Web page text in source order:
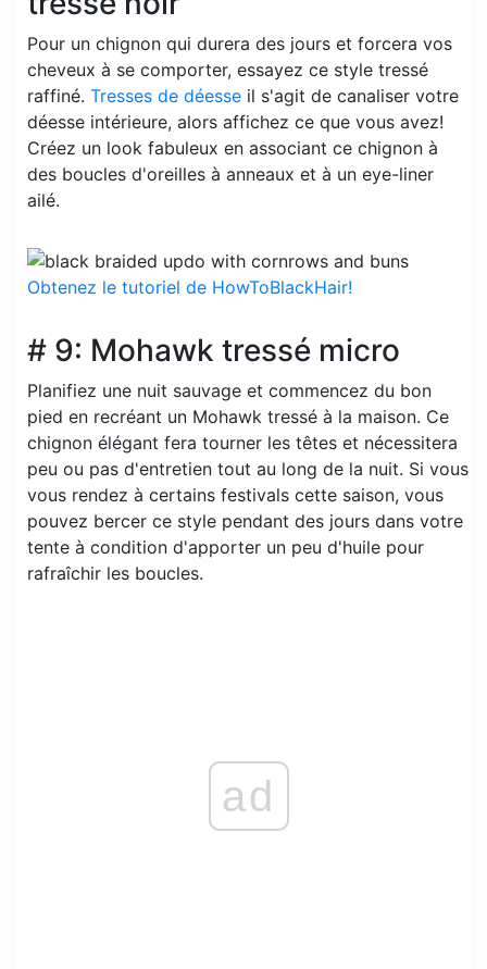
Pour un chignon qui durera des jours et forcera vos
cheveux à se comporter, essayez ce style tressé
raffiné. Tresses de déesse il s'agit de canaliser votre
déesse intérieure, alors affichez ce que vous avez!
Créez un look fabuleux en associant ce chignon à
des boucles d'oreilles à anneaux et à un eye-liner
ailé.
Obtenez le tutoriel de HowToBlackHair!
# 9: Mohawk tressé micro
Planifiez une nuit sauvage et commencez du bon
pied en recréant un Mohawk tressé à la maison. Ce
chignon élégant fera tourner les têtes et nécessitera
peu ou pas d'entretien tout au long de la nuit. Si vous
vous rendez à certains festivals cette saison, vous
pouvez bercer ce style pendant des jours dans votre
tente à condition d'apporter un peu d'huile pour
rafraîchir les boucles.
ad